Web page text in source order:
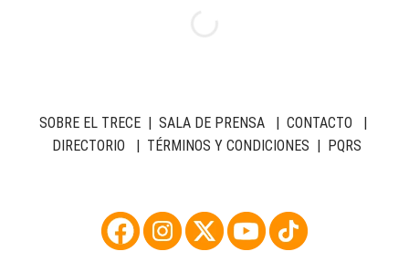
SOBRE EL TRECE| SALA DE PRENSA| CONTACTO |
DIRECTORIO | TÉRMINOS Y CONDICIONES | PQRS